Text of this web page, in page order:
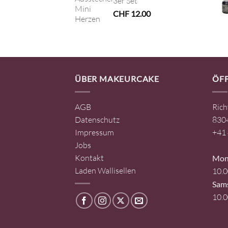
CHF12.00
ÜBER MAKEURCAKE
AGB
Datenschutz
Impressum
Jobs
Kontakt
Laden Wallisellen
+41